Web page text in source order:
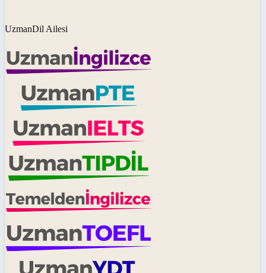
UzmanDil Ailesi